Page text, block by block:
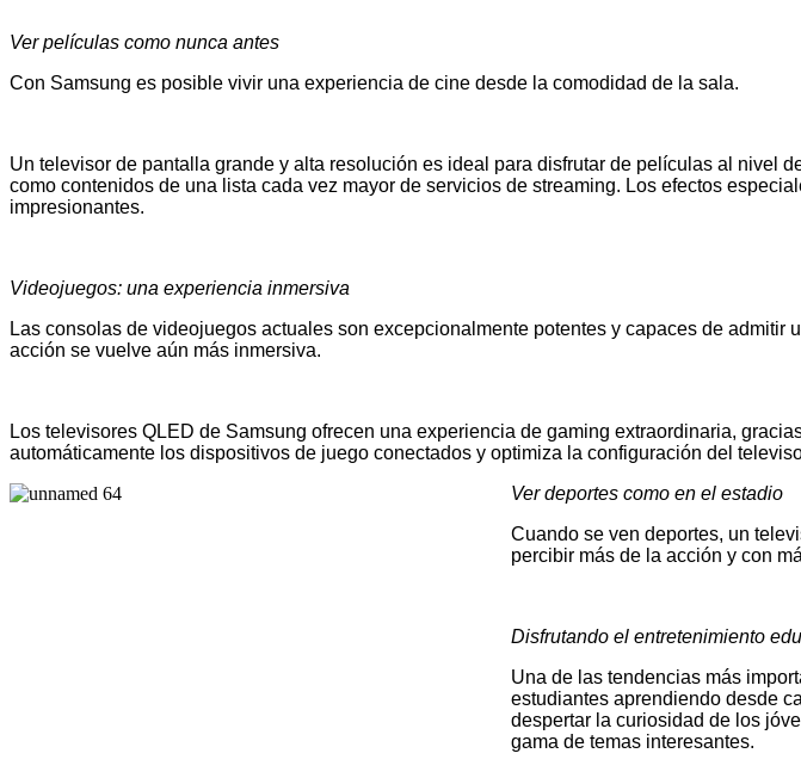
Ver películas como nunca antes
Con Samsung es posible vivir una experiencia de cine desde la comodidad de la sala.
Un televisor de pantalla grande y alta resolución es ideal para disfrutar de películas al nivel
como contenidos de una lista cada vez mayor de servicios de streaming. Los efectos
impresionantes.
Videojuegos: una experiencia inmersiva
Las consolas de videojuegos actuales son excepcionalmente potentes y capaces de
acción se vuelve aún más inmersiva.
Los televisores QLED de Samsung ofrecen una experiencia de gaming extraordinaria,
automáticamente los dispositivos de juego conectados y optimiza la configuración del
Ver deportes como en el estadio
Cuando se ven deportes, un
percibir más de la acción y con
Disfrutando el entretenimiento
Una de las tendencias más
estudiantes aprendiendo desde
despertar la curiosidad de los
gama de temas interesantes.